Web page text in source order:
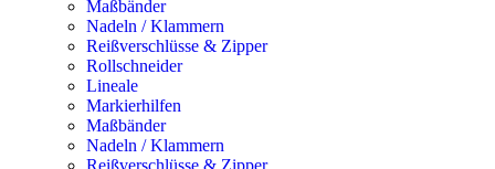
Maßbänder
Nadeln / Klammern
Reißverschlüsse & Zipper
Rollschneider
Lineale
Markierhilfen
Maßbänder
Nadeln / Klammern
Reißverschlüsse & Zipper